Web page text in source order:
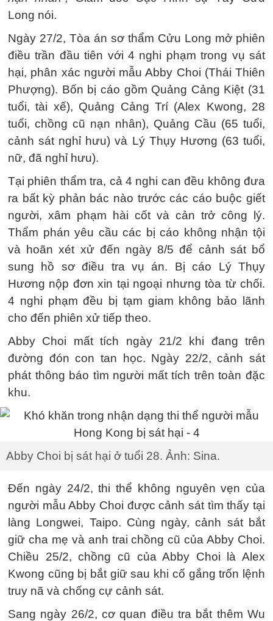
Long nói.
Ngày 27/2, Tòa án sơ thẩm Cửu Long mở phiên
điều trần đầu tiên với 4 nghi phạm trong vụ sát
hại, phân xác người mẫu Abby Choi (Thái Thiên
Phượng). Bốn bị cáo gồm Quảng Cảng Kiệt (31
tuổi, tài xế), Quảng Cảng Trí (Alex Kwong, 28
tuổi, chồng cũ nạn nhân), Quảng Cầu (65 tuổi,
cảnh sát nghỉ hưu) và Lý Thụy Hương (63 tuổi,
nữ, đã nghỉ hưu).
Tại phiên thẩm tra, cả 4 nghi can đều không đưa
ra bất kỳ phản bác nào trước các cáo buộc giết
người, xâm phạm hài cốt và cản trở công lý.
Thẩm phán yêu cầu các bị cáo không nhận tội
và hoãn xét xử đến ngày 8/5 để cảnh sát bổ
sung hồ sơ điều tra vụ án. Bị cáo Lý Thụy
Hương nộp đơn xin tại ngoại nhưng tòa từ chối.
4 nghi phạm đều bị tạm giam không bảo lãnh
cho đến phiên xử tiếp theo.
Abby Choi mất tích ngày 21/2 khi đang trên
đường đón con tan học. Ngày 22/2, cảnh sát
phát thông báo tìm người mất tích trên toàn đặc
khu.
Abby Choi bị sát hại ở tuổi 28. Ảnh: Sina.
Đến ngày 24/2, thi thể không nguyên vẹn của
người mẫu Abby Choi được cảnh sát tìm thấy tại
làng Longwei, Taipo. Cùng ngày, cảnh sát bắt
giữ cha mẹ và anh trai chồng cũ của Abby Choi.
Chiều 25/2, chồng cũ của Abby Choi là Alex
Kwong cũng bị bắt giữ sau khi cố gắng trốn lệnh
truy nã và chống cự cảnh sát.
Sang ngày 26/2, cơ quan điều tra bắt thêm Wu